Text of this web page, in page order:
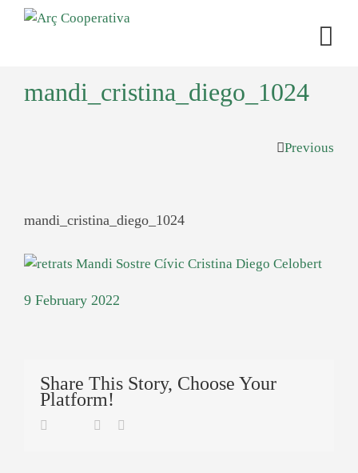
mandi_cristina_diego_1024
Previous
mandi_cristina_diego_1024
9 February 2022
Share This Story, Choose Your
Platform!
Facebook
TwitterLinkedin